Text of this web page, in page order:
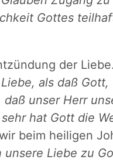
Gottes
der Liebe.
als daß
unser Herr
sehr hat Gott die
beim heiligen
unsere Liebe zu